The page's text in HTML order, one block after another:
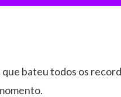
que bateu todos os